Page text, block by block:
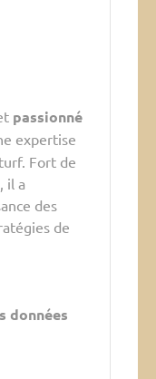
passionné
expertise
Fort de
il a
des
de
données